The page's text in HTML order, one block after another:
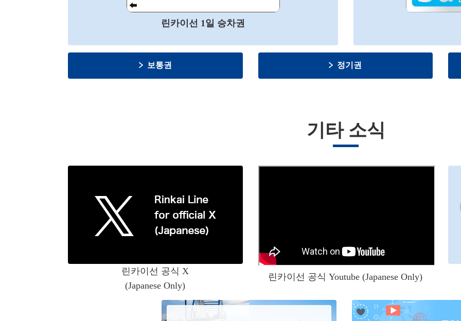
린카이선 1일 승차권
보통권 정기권
기타 소식
린카이선 공식 X
(Japanese Only)
린카이선 공식 Youtube (Japanese Only)